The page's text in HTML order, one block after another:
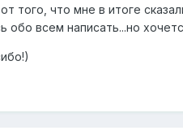
того, что мне в итоге
обо всем написать...но